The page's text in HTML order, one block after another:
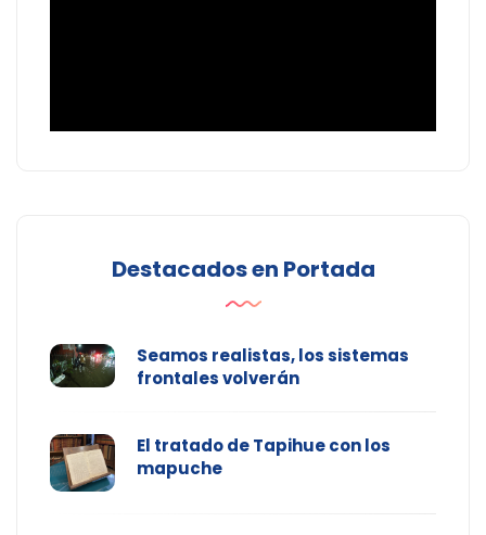
Destacados en Portada
Seamos realistas, los sistemas
frontales volverán
El tratado de Tapihue con los
mapuche